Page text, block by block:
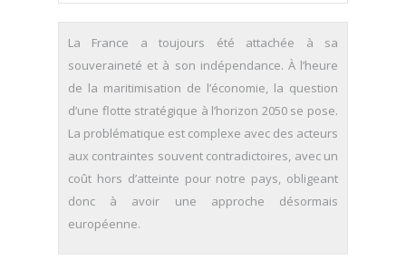
La France a toujours été attachée à sa
souveraineté et à son indépendance. À l’heure
de la maritimisation de l’économie, la question
d’une flotte stratégique à l’horizon 2050 se pose.
La problématique est complexe avec des acteurs
aux contraintes souvent contradictoires, avec un
coût hors d’atteinte pour notre pays, obligeant
donc à avoir une approche désormais
européenne.